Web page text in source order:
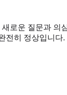
로운 질문과 의
전히 정상입니다